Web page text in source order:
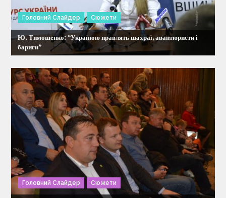
Головний Слайдер Сюжети
Ю. Тимошенко: “Україною правлять шахраї, авантюристи і
бариги”
Головний Слайдер Сюжети